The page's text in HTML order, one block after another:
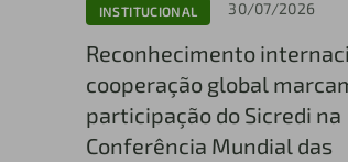
INSTITUCIONAL 30/07/2026
Reconhecimento
cooperação global
participação do Sicredi na
Conferência Mundial das